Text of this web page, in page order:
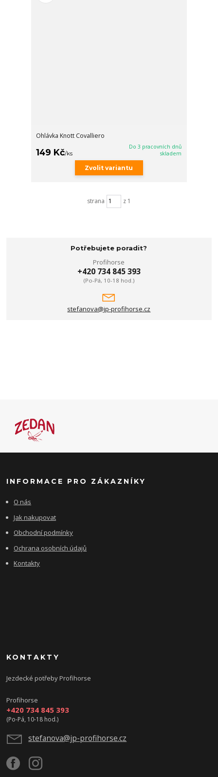
Ohlávka Knott Covalliero
149 Kč/ks
Do 3 pracovních dnů
skladem
Zvolit variantu
strana z 1
Potřebujete poradit?
Profihorse
+420 734 845 393
(Po-Pá, 10-18 hod.)
stefanova@jp-profihorse.cz
INFORMACE PRO ZÁKAZNÍKY
O nás
Jak nakupovat
Obchodní podmínky
Ochrana osobních údajů
Kontakty
KONTAKTY
Jezdecké potřeby Profihorse
Profihorse
+420 734 845 393
(Po-Pá, 10-18 hod.)
stefanova@jp-profihorse.cz